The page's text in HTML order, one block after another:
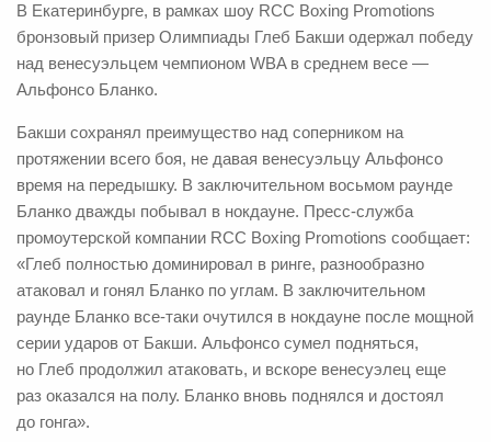
В Екатеринбурге, в рамках шоу RCC Boxing Promotions
бронзовый призер Олимпиады Глеб Бакши одержал победу
над венесуэльцем чемпионом WBA в среднем весе —
Альфонсо Бланко.
Бакши сохранял преимущество над соперником на
протяжении всего боя, не давая венесуэльцу Альфонсо
время на передышку. В заключительном восьмом раунде
Бланко дважды побывал в нокдауне. Пресс-служба
промоутерской компании RCC Boxing Promotions сообщает:
«Глеб полностью доминировал в ринге, разнообразно
атаковал и гонял Бланко по углам. В заключительном
раунде Бланко все-таки очутился в нокдауне после мощной
серии ударов от Бакши. Альфонсо сумел подняться,
но Глеб продолжил атаковать, и вскоре венесуэлец еще
раз оказался на полу. Бланко вновь поднялся и достоял
до гонга».